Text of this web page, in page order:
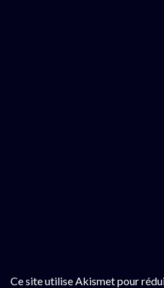
Ce site utilise Akismet pour